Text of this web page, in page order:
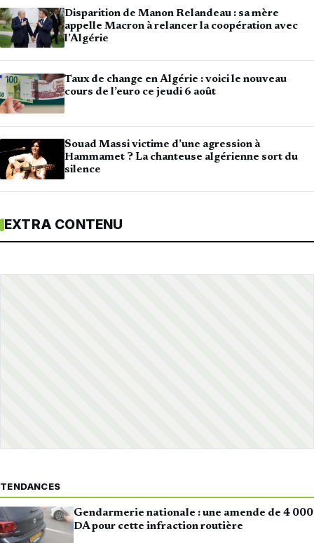
Disparition de Manon Relandeau : sa mère
appelle Macron à relancer la coopération avec
l’Algérie
Taux de change en Algérie : voici le nouveau
cours de l’euro ce jeudi 6 août
Souad Massi victime d’une agression à
Hammamet ? La chanteuse algérienne sort du
silence
EXTRA CONTENU
TENDANCES
Gendarmerie nationale : une amende de 4 000
DA pour cette infraction routière